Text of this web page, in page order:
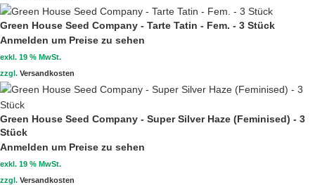
Green House Seed Company - Tarte Tatin - Fem. - 3 Stück
Anmelden um Preise zu sehen
exkl. 19 % MwSt.
zzgl. Versandkosten
Green House Seed Company - Super Silver Haze (Feminised) - 3
Stück
Anmelden um Preise zu sehen
exkl. 19 % MwSt.
zzgl. Versandkosten